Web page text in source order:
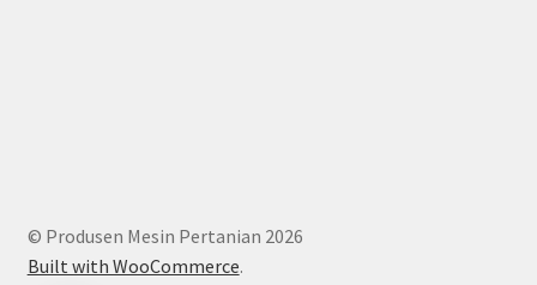
© Produsen Mesin Pertanian 2026
Built with WooCommerce.